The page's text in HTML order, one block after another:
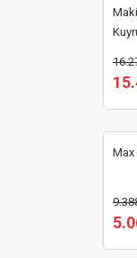
Max